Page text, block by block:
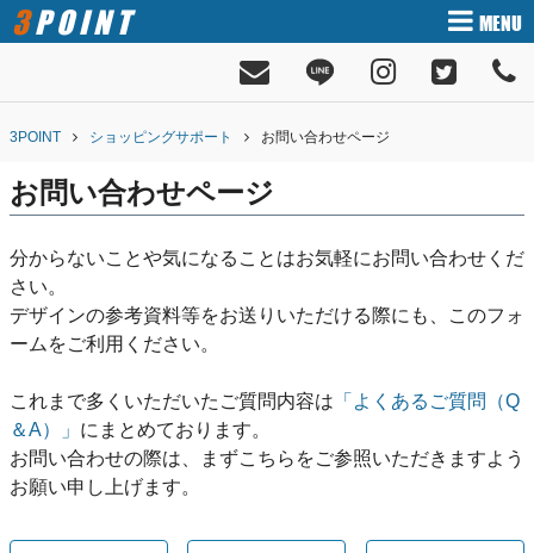
3POINT MENU
3POINT ショッピングサポート お問い合わせページ
お問い合わせページ
分からないことや気になることはお気軽にお問い合わせくだ
さい。
デザインの参考資料等をお送りいただける際にも、このフォ
ームをご利用ください。
これまで多くいただいたご質問内容は 「よくあるご質問（Q
＆A）」 にまとめております。
お問い合わせの際は、まずこちらをご参照いただきますよう
お願い申し上げます。